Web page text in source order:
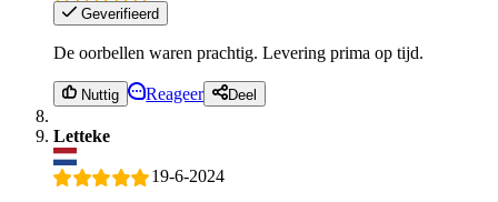
Geverifieerd
De oorbellen waren prachtig. Levering prima op tijd.
Nuttig Reageer Deel
Letteke
19-6-2024